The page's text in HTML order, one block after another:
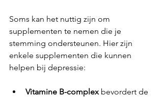
Soms kan het nuttig zijn om
supplementen te nemen die je
stemming ondersteunen. Hier zijn
enkele supplementen die kunnen
helpen bij depressie:
Vitamine B-complex bevordert de